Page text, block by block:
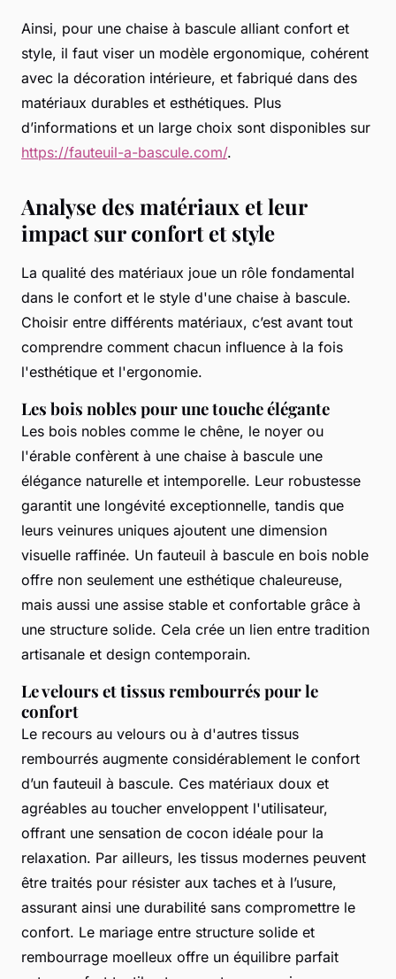
Ainsi, pour une chaise à bascule alliant confort et
style, il faut viser un modèle ergonomique, cohérent
avec la décoration intérieure, et fabriqué dans des
matériaux durables et esthétiques. Plus
d’informations et un large choix sont disponibles sur
https://fauteuil-a-bascule.com/.
Analyse des matériaux et leur
impact sur confort et style
La qualité des matériaux joue un rôle fondamental
dans le confort et le style d'une chaise à bascule.
Choisir entre différents matériaux, c’est avant tout
comprendre comment chacun influence à la fois
l'esthétique et l'ergonomie.
Les bois nobles pour une touche élégante
Les bois nobles comme le chêne, le noyer ou
l'érable confèrent à une chaise à bascule une
élégance naturelle et intemporelle. Leur robustesse
garantit une longévité exceptionnelle, tandis que
leurs veinures uniques ajoutent une dimension
visuelle raffinée. Un fauteuil à bascule en bois noble
offre non seulement une esthétique chaleureuse,
mais aussi une assise stable et confortable grâce à
une structure solide. Cela crée un lien entre tradition
artisanale et design contemporain.
Le velours et tissus rembourrés pour le
confort
Le recours au velours ou à d'autres tissus
rembourrés augmente considérablement le confort
d’un fauteuil à bascule. Ces matériaux doux et
agréables au toucher enveloppent l'utilisateur,
offrant une sensation de cocon idéale pour la
relaxation. Par ailleurs, les tissus modernes peuvent
être traités pour résister aux taches et à l’usure,
assurant ainsi une durabilité sans compromettre le
confort. Le mariage entre structure solide et
rembourrage moelleux offre un équilibre parfait